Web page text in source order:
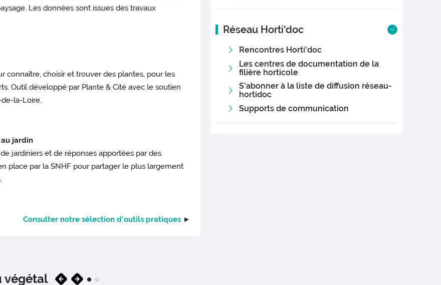
Les données sont issues des travaux
connaître, choisir et trouver des plantes, pour les
Outil développé par Plante & Cité avec le soutien
la-Loire.
jardin
jardiniers et de réponses apportées par des
place par la SNHF pour partager le plus largement
Consulter notre sélection d'outils pratiques►
Réseau Horti'doc
Rencontres Horti'doc
Les centres de documentation de la
filière horticole
S'abonner à la liste de diffusion réseau-
hortidoc
Supports de communication
végétal